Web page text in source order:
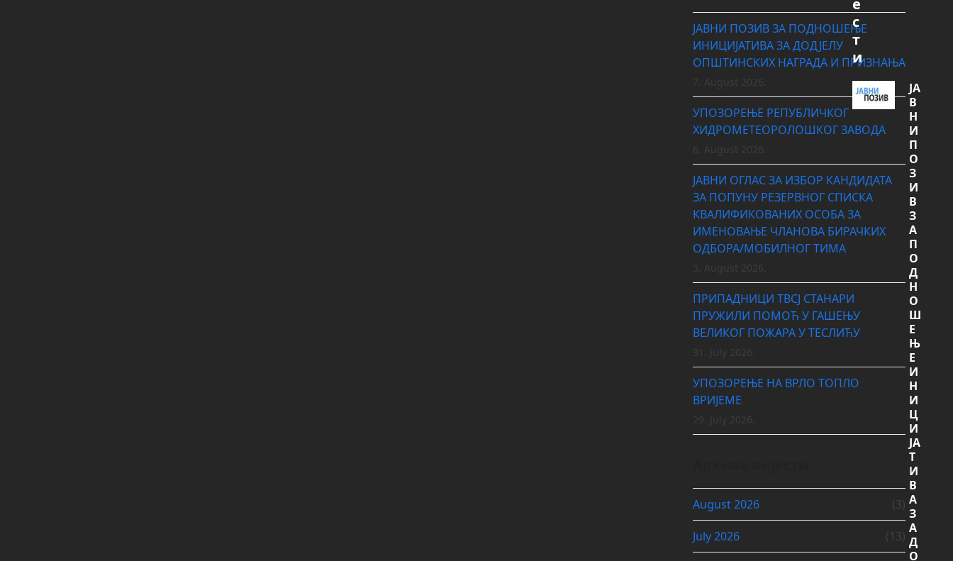
ЈАВНИ ПОЗИВ ЗА ПОДНОШЕЊЕ
ИНИЦИЈАТИВА ЗА ДОДЈЕЛУ
ОПШТИНСКИХ НАГРАДА И ПРИЗНАЊА
УПОЗОРЕЊЕ РЕПУБЛИЧКОГ
ХИДРОМЕТЕОРОЛОШКОГ ЗАВОДА
ЈАВНИ ОГЛАС ЗА ИЗБОР КАНДИДАТА
ЗА ПОПУНУ РЕЗЕРВНОГ СПИСКА
КВАЛИФИКОВАНИХ ОСОБА ЗА
ИМЕНОВАЊЕ ЧЛАНОВА БИРАЧКИХ
ОДБОРА/МОБИЛНОГ ТИМА
ПРИПАДНИЦИ ТВСЈ СТАНАРИ
ПРУЖИЛИ ПОМОЋ У ГАШЕЊУ
ВЕЛИКОГ ПОЖАРА У ТЕСЛИЋУ
УПОЗОРЕЊЕ НА ВРЛО ТОПЛО
ВРИЈЕМЕ
August 2026 (3)
July 2026 (13)
е
с
т
и
ЈА
В
Н
И
П
О
З
И
В
З
А
П
О
Д
Н
О
Ш
Е
Њ
Е
И
Н
И
Ц
И
ЈА
Т
И
В
А
З
А
Д
О